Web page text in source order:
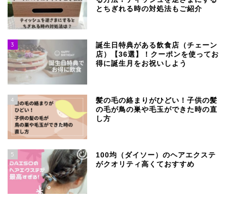
とちぎれる時の対処法もご紹介
3
誕生日特典がある飲食店（チェーン
店）【36選】！クーポンを使ってお
得に誕生月をお祝いしよう
4
髪の毛の絡まりがひどい！子供の髪
の毛が鳥の巣や毛玉ができた時の直
し方
5
100均（ダイソー）のヘアエクステ
がクオリティ高くておすすめ